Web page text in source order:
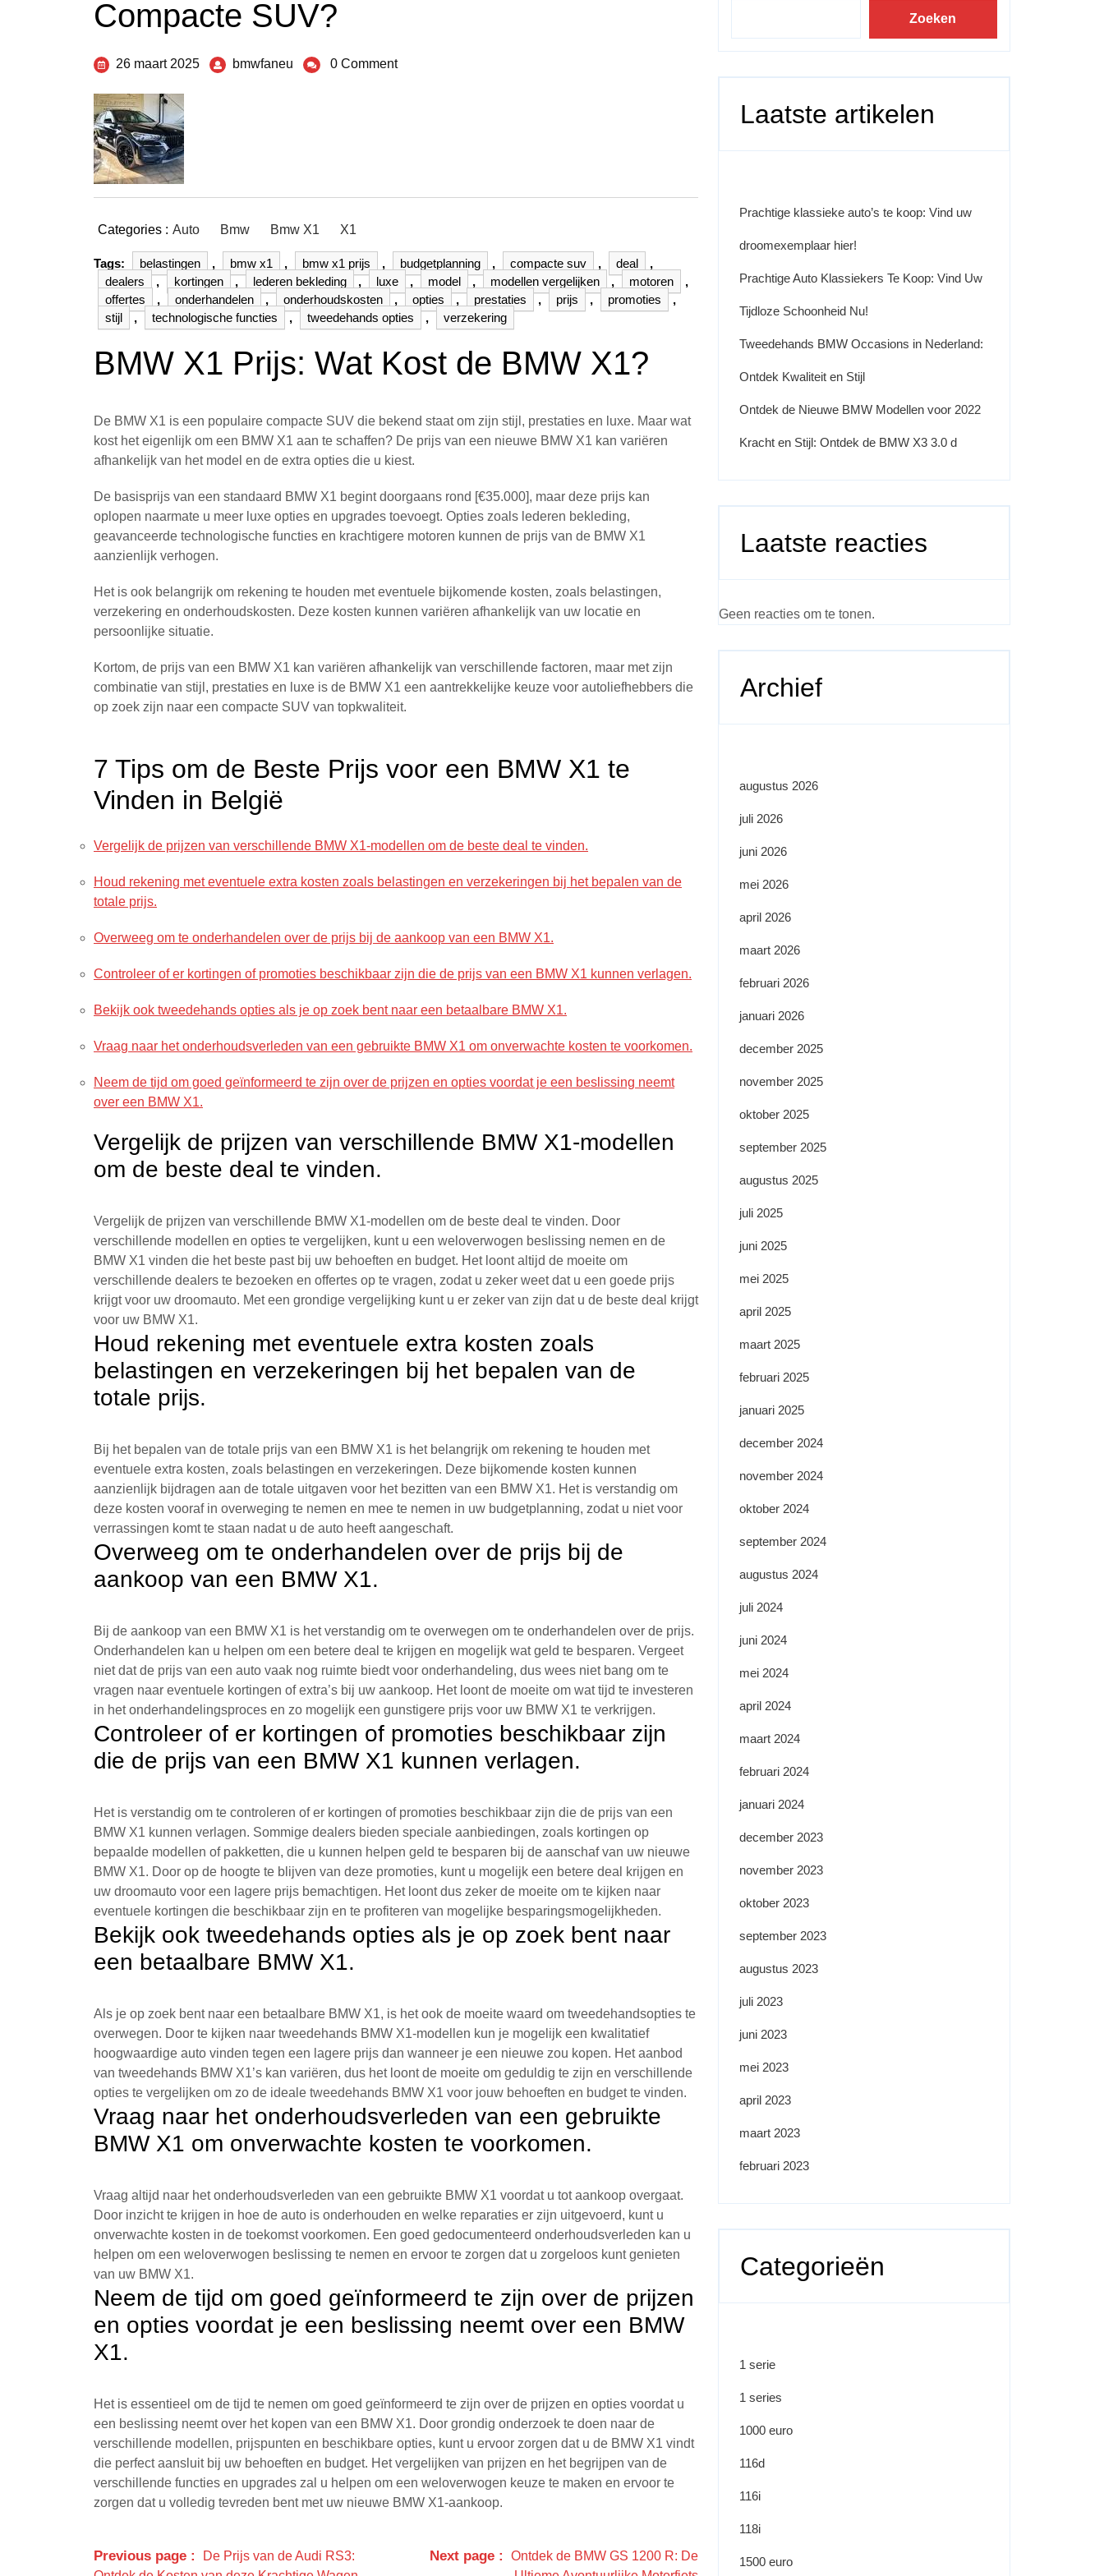
Compacte SUV?
26 maart 2025 bmwfaneu 0 Comment
Categories : Auto Bmw Bmw X1 X1
Tags: belastingen , bmw x1 , bmw x1 prijs , budgetplanning , compacte suv , deal
,
dealers
, kortingen , lederen bekleding , luxe , model , modellen vergelijken , motoren
,
offertes
, onderhandelen , onderhoudskosten , opties , prestaties , prijs , promoties
,
stijl
, technologische functies , tweedehands opties , verzekering
BMW X1 Prijs: Wat Kost de BMW X1?
De BMW X1 is een populaire compacte SUV die bekend staat om zijn stijl, prestaties en luxe. Maar wat
kost het eigenlijk om een BMW X1 aan te schaffen? De prijs van een nieuwe BMW X1 kan variëren
afhankelijk van het model en de extra opties die u kiest.
De basisprijs van een standaard BMW X1 begint doorgaans rond [€35.000], maar deze prijs kan
oplopen naarmate u meer luxe opties en upgrades toevoegt. Opties zoals lederen bekleding,
geavanceerde technologische functies en krachtigere motoren kunnen de prijs van de BMW X1
aanzienlijk verhogen.
Het is ook belangrijk om rekening te houden met eventuele bijkomende kosten, zoals belastingen,
verzekering en onderhoudskosten. Deze kosten kunnen variëren afhankelijk van uw locatie en
persoonlijke situatie.
Kortom, de prijs van een BMW X1 kan variëren afhankelijk van verschillende factoren, maar met zijn
combinatie van stijl, prestaties en luxe is de BMW X1 een aantrekkelijke keuze voor autoliefhebbers die
op zoek zijn naar een compacte SUV van topkwaliteit.
7 Tips om de Beste Prijs voor een BMW X1 te
Vinden in België
Vergelijk de prijzen van verschillende BMW X1-modellen om de beste deal te vinden.
Houd rekening met eventuele extra kosten zoals belastingen en verzekeringen bij het bepalen van de
totale prijs.
Overweeg om te onderhandelen over de prijs bij de aankoop van een BMW X1.
Controleer of er kortingen of promoties beschikbaar zijn die de prijs van een BMW X1 kunnen verlagen.
Bekijk ook tweedehands opties als je op zoek bent naar een betaalbare BMW X1.
Vraag naar het onderhoudsverleden van een gebruikte BMW X1 om onverwachte kosten te voorkomen.
Neem de tijd om goed geïnformeerd te zijn over de prijzen en opties voordat je een beslissing neemt
over een BMW X1.
Vergelijk de prijzen van verschillende BMW X1-modellen
om de beste deal te vinden.
Vergelijk de prijzen van verschillende BMW X1-modellen om de beste deal te vinden. Door
verschillende modellen en opties te vergelijken, kunt u een weloverwogen beslissing nemen en de
BMW X1 vinden die het beste past bij uw behoeften en budget. Het loont altijd de moeite om
verschillende dealers te bezoeken en offertes op te vragen, zodat u zeker weet dat u een goede prijs
krijgt voor uw droomauto. Met een grondige vergelijking kunt u er zeker van zijn dat u de beste deal krijgt
voor uw BMW X1.
Houd rekening met eventuele extra kosten zoals
belastingen en verzekeringen bij het bepalen van de
totale prijs.
Bij het bepalen van de totale prijs van een BMW X1 is het belangrijk om rekening te houden met
eventuele extra kosten, zoals belastingen en verzekeringen. Deze bijkomende kosten kunnen
aanzienlijk bijdragen aan de totale uitgaven voor het bezitten van een BMW X1. Het is verstandig om
deze kosten vooraf in overweging te nemen en mee te nemen in uw budgetplanning, zodat u niet voor
verrassingen komt te staan nadat u de auto heeft aangeschaft.
Overweeg om te onderhandelen over de prijs bij de
aankoop van een BMW X1.
Bij de aankoop van een BMW X1 is het verstandig om te overwegen om te onderhandelen over de prijs.
Onderhandelen kan u helpen om een betere deal te krijgen en mogelijk wat geld te besparen. Vergeet
niet dat de prijs van een auto vaak nog ruimte biedt voor onderhandeling, dus wees niet bang om te
vragen naar eventuele kortingen of extra’s bij uw aankoop. Het loont de moeite om wat tijd te investeren
in het onderhandelingsproces en zo mogelijk een gunstigere prijs voor uw BMW X1 te verkrijgen.
Controleer of er kortingen of promoties beschikbaar zijn
die de prijs van een BMW X1 kunnen verlagen.
Het is verstandig om te controleren of er kortingen of promoties beschikbaar zijn die de prijs van een
BMW X1 kunnen verlagen. Sommige dealers bieden speciale aanbiedingen, zoals kortingen op
bepaalde modellen of pakketten, die u kunnen helpen geld te besparen bij de aanschaf van uw nieuwe
BMW X1. Door op de hoogte te blijven van deze promoties, kunt u mogelijk een betere deal krijgen en
uw droomauto voor een lagere prijs bemachtigen. Het loont dus zeker de moeite om te kijken naar
eventuele kortingen die beschikbaar zijn en te profiteren van mogelijke besparingsmogelijkheden.
Bekijk ook tweedehands opties als je op zoek bent naar
een betaalbare BMW X1.
Als je op zoek bent naar een betaalbare BMW X1, is het ook de moeite waard om tweedehandsopties te
overwegen. Door te kijken naar tweedehands BMW X1-modellen kun je mogelijk een kwalitatief
hoogwaardige auto vinden tegen een lagere prijs dan wanneer je een nieuwe zou kopen. Het aanbod
van tweedehands BMW X1’s kan variëren, dus het loont de moeite om geduldig te zijn en verschillende
opties te vergelijken om zo de ideale tweedehands BMW X1 voor jouw behoeften en budget te vinden.
Vraag naar het onderhoudsverleden van een gebruikte
BMW X1 om onverwachte kosten te voorkomen.
Vraag altijd naar het onderhoudsverleden van een gebruikte BMW X1 voordat u tot aankoop overgaat.
Door inzicht te krijgen in hoe de auto is onderhouden en welke reparaties er zijn uitgevoerd, kunt u
onverwachte kosten in de toekomst voorkomen. Een goed gedocumenteerd onderhoudsverleden kan u
helpen om een weloverwogen beslissing te nemen en ervoor te zorgen dat u zorgeloos kunt genieten
van uw BMW X1.
Neem de tijd om goed geïnformeerd te zijn over de prijzen
en opties voordat je een beslissing neemt over een BMW
X1.
Het is essentieel om de tijd te nemen om goed geïnformeerd te zijn over de prijzen en opties voordat u
een beslissing neemt over het kopen van een BMW X1. Door grondig onderzoek te doen naar de
verschillende modellen, prijspunten en beschikbare opties, kunt u ervoor zorgen dat u de BMW X1 vindt
die perfect aansluit bij uw behoeften en budget. Het vergelijken van prijzen en het begrijpen van de
verschillende functies en upgrades zal u helpen om een weloverwogen keuze te maken en ervoor te
zorgen dat u volledig tevreden bent met uw nieuwe BMW X1-aankoop.
Previous page
De Prijs van de Audi RS3:
Next page
Ontdek de BMW GS 1200 R: De
Zoeken
Laatste artikelen
Prachtige klassieke auto’s te koop: Vind uw
droomexemplaar hier!
Prachtige Auto Klassiekers Te Koop: Vind Uw
Tijdloze Schoonheid Nu!
Tweedehands BMW Occasions in Nederland:
Ontdek Kwaliteit en Stijl
Ontdek de Nieuwe BMW Modellen voor 2022
Kracht en Stijl: Ontdek de BMW X3 3.0 d
Laatste reacties
Geen reacties om te tonen.
Archief
augustus 2026
juli 2026
juni 2026
mei 2026
april 2026
maart 2026
februari 2026
januari 2026
december 2025
november 2025
oktober 2025
september 2025
augustus 2025
juli 2025
juni 2025
mei 2025
april 2025
maart 2025
februari 2025
januari 2025
december 2024
november 2024
oktober 2024
september 2024
augustus 2024
juli 2024
juni 2024
mei 2024
april 2024
maart 2024
februari 2024
januari 2024
december 2023
november 2023
oktober 2023
september 2023
augustus 2023
juli 2023
juni 2023
mei 2023
april 2023
maart 2023
februari 2023
Categorieën
1 serie
1 series
1000 euro
116d
116i
118i
1500 euro